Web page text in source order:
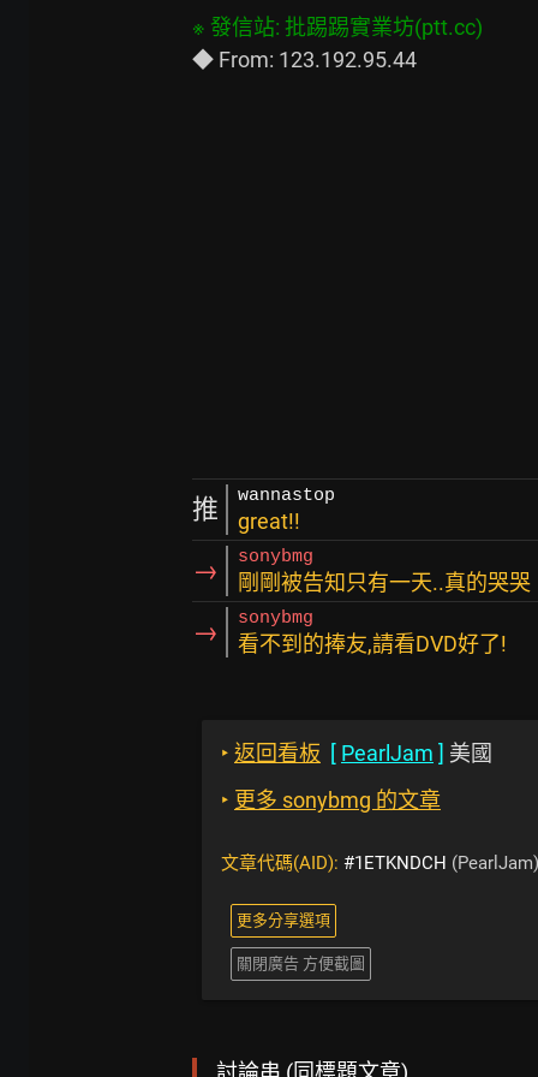
推 wannastop
great!!
→ sonybmg
剛剛被告知只有一天..真的哭哭
→ sonybmg
看不到的捧友,請看DVD好了!
‣ 返回看板 [ PearlJam ] 美國
‣ 更多 sonybmg 的文章
文章代碼(AID): #1ETKNDCH (PearlJam)
更多分享選項
關閉廣告 方便截圖
討論串 (同標題文章)